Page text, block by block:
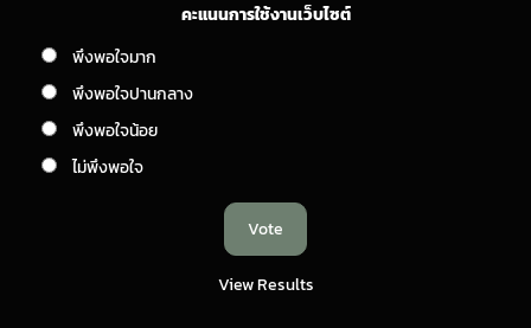
คะแนนการใช้งานเว็บไซต์
พึงพอใจมาก
พึงพอใจปานกลาง
พึงพอใจน้อย
ไม่พึงพอใจ
View Results